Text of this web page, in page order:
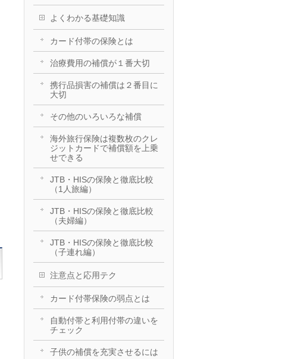
よくわかる基礎知識
カード付帯の保険とは
治療費用の補償が１番大切
携行品損害の補償は２番目に
大切
その他のいろいろな補償
海外旅行保険は複数枚のクレ
ジットカードで補償額を上乗
せできる
JTB・HISの保険と徹底比較
（1人旅編）
JTB・HISの保険と徹底比較
（夫婦編）
JTB・HISの保険と徹底比較
（子連れ編）
注意点と応用テク
カード付帯保険の弱点とは
自動付帯と利用付帯の違いを
チェック
子供の補償を充実させるには